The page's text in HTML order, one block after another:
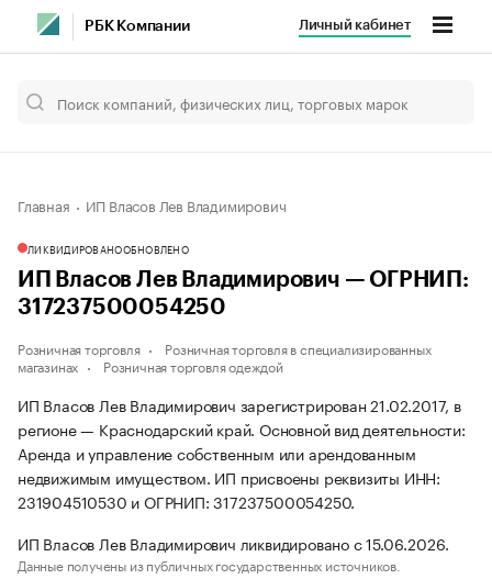
РБК Компании Личный кабинет
Главная ИП Власов Лев Владимирович
ЛИКВИДИРОВАНООБНОВЛЕНО
ИП Власов Лев Владимирович — ОГРНИП:
317237500054250
Розничная торговля
Розничная торговля в специализированных
магазинах
Розничная торговля одеждой
ИП Власов Лев Владимирович зарегистрирован 21.02.2017, в
регионе — Краснодарский край. Основной вид деятельности:
Аренда и управление собственным или арендованным
недвижимым имуществом. ИП присвоены реквизиты ИНН:
231904510530 и ОГРНИП: 317237500054250.
ИП Власов Лев Владимирович ликвидировано с 15.06.2026.
Данные получены из публичных государственных источников.